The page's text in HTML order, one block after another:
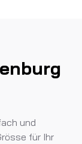
und
für Ihr